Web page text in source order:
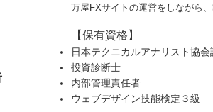
万屋FXサイトの運営をしながら
【保有資格】
日本テクニカルアナリスト協
投資診断士
内部管理責任者
ウェブデザイン技能検定３級